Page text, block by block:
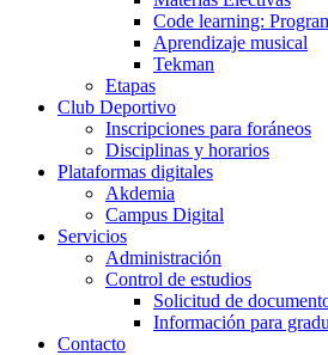
Code learning:
Aprendizaje musical
Tekman
Etapas
Club Deportivo
Inscripciones para foráneos
Disciplinas y horarios
Plataformas digitales
Akdemia
Campus Digital
Servicios
Administración
Control de estudios
Solicitud de
Información para
Contacto